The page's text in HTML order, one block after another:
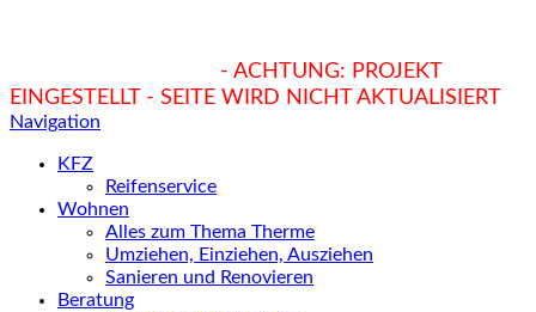
- ACHTUNG: PROJEKT
EINGESTELLT - SEITE WIRD NICHT AKTUALISIERT
Navigation
KFZ
Reifenservice
Wohnen
Alles zum Thema Therme
Umziehen, Einziehen, Ausziehen
Sanieren und Renovieren
Beratung